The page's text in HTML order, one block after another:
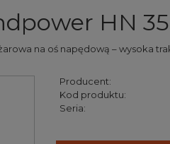
HN
na oś napędową – wysoka
Producent:
Kod produktu:
Seria: